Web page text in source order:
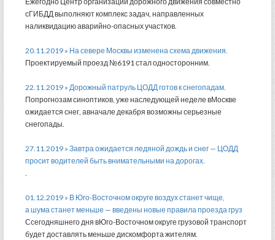
сГИБДД выполняют комплекс задач, направленных
наликвидацию аварийно-опасных участков.
20.11.2019 » На севере Москвы изменена схема движения.
Проектируемый проезд №6191 стал односторонним.
22.11.2019 » Дорожный патруль ЦОДД готов к снегопадам.
Попрогнозам синоптиков, уже наследующей неделе вМоскве
ожидается снег, авначале декабря возможны серьезные
снегопады.
27.11.2019 » Завтра ожидается ледяной дождь и снег — ЦОДД
просит водителей быть внимательными на дорогах.
.
01.12.2019 » В Юго-Восточном округе воздух станет чище,
а шума станет меньше — введены новые правила проезда груз
Ссегодняшнего дня вЮго-Восточном округе грузовой транспорт
будет доставлять меньше дискомфорта жителям.